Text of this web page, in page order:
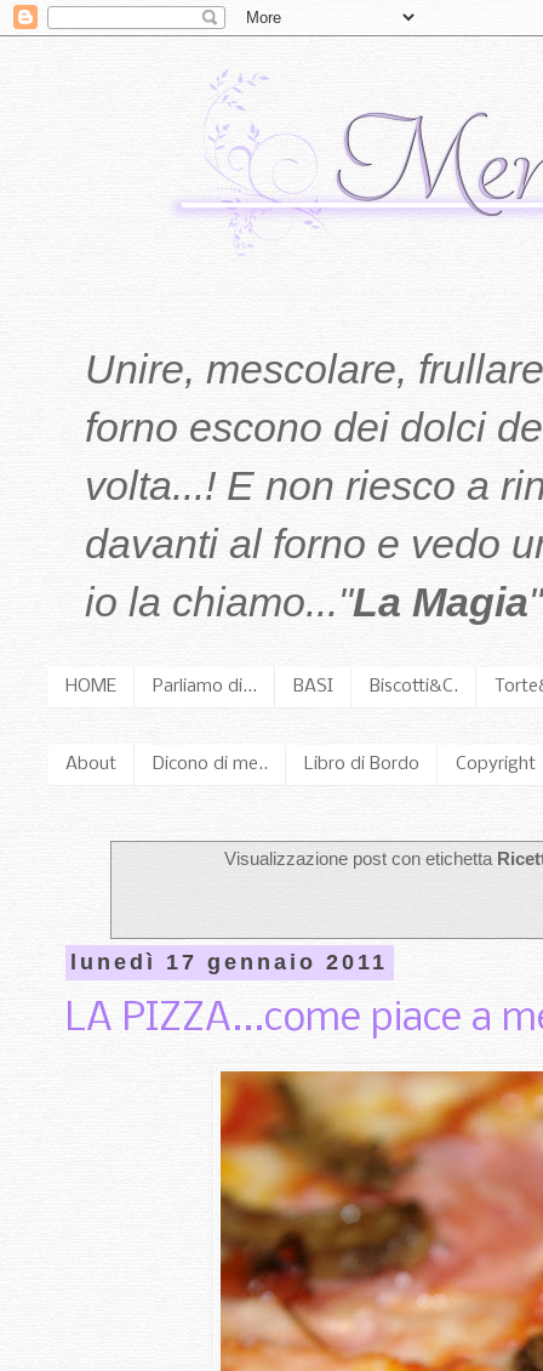
Unire, mescolare,
forno escono dei dolci
volta...! E non riesco a
davanti al forno e vedo
io la chiamo..."La Magia
HOME Parliamo di... BASI Biscotti&C.
About Dicono di me.. Libro di Bordo Copyright
Visualizzazione post con etichetta
lunedì 17 gennaio 2011
LA PIZZA...come piace a